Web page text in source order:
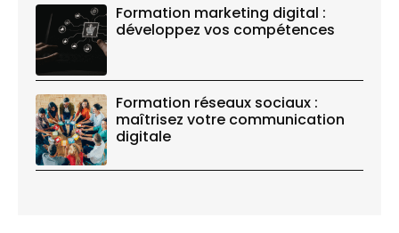
Formation marketing digital :
développez vos compétences
Formation réseaux sociaux :
maîtrisez votre communication
digitale